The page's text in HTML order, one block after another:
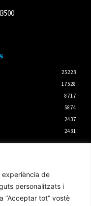
experiència de
personalitzats i
“Acceptar tot” vostè
25223
17528
8717
5874
2437
2431
del